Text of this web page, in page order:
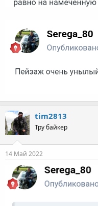
tim2813
Тру байкер
14 Май 2022